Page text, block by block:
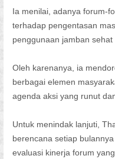
Ia menilai, adanya forum-
terhadap pengentasan
penggunaan jamban sehat
Oleh karenanya, ia
berbagai elemen
agenda aksi yang runut
Untuk menindak lanjuti,
berencana setiap
evaluasi kinerja forum